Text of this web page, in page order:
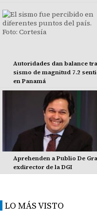
Autoridades dan balance
sismo de magnitud 7.2
en Panamá
Aprehenden a Publio De
exdirector de la DGI
LO MÁS VISTO